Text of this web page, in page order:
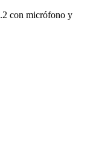
con micrófono y